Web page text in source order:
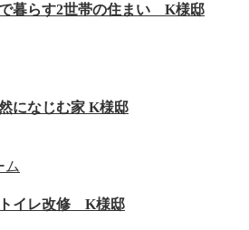
暮らす2世帯の住まい K様邸
になじむ家 K様邸
ム
イレ改修 K様邸